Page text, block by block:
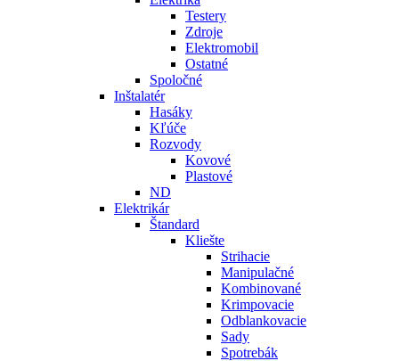
Testery
Zdroje
Elektromobil
Ostatné
Spoločné
Inštalatér
Hasáky
Kľúče
Rozvody
Kovové
Plastové
ND
Elektrikár
Štandard
Kliešte
Strihacie
Manipulačné
Kombinované
Krimpovacie
Odblankovacie
Sady
Spotrebák